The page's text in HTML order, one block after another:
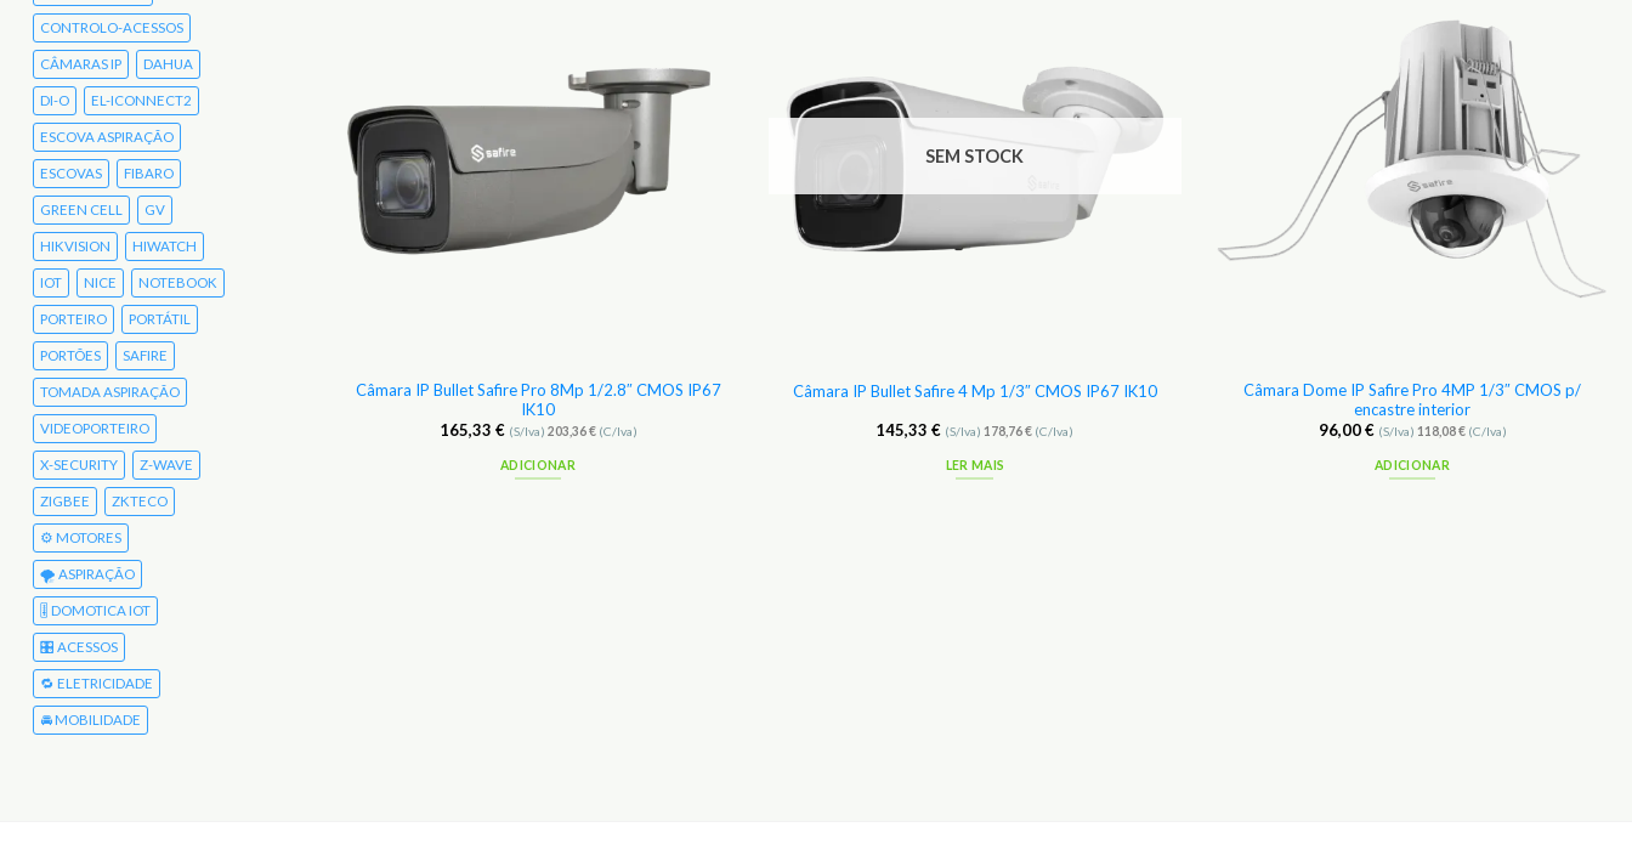
CONTROLO-ACESSOS
CÂMARAS IP DAHUA
DI-O EL-ICONNECT2
ESCOVA ASPIRAÇÃO
ESCOVAS FIBARO
GREEN CELL GV
HIKVISION HIWATCH
IOT NICE NOTEBOOK
PORTEIRO PORTÁTIL
PORTÕES SAFIRE
TOMADA ASPIRAÇÃO
VIDEOPORTEIRO
X-SECURITY Z-WAVE
ZIGBEE ZKTECO
⚙️ MOTORES
🌪️ ASPIRAÇÃO
🎚️ DOMOTICA IOT
🎛️ ACESSOS
🔁 ELETRICIDADE
🚘 MOBILIDADE
Câmara IP Bullet Safire Pro 8Mp 1/2.8″ CMOS IP67
IK10
165,33 € (S/Iva) 203,36€(C/Iva)
ADICIONAR
SEM STOCK
Câmara IP Bullet Safire 4 Mp 1/3″ CMOS IP67 IK10
145,33€ (S/Iva)178,76€ (C/Iva)
LER MAIS
Câmara Dome IP Safire Pro 4MP 1/3″ CMOS p/
encastre interior
96,00€ (S/Iva) 118,08€(C/Iva)
ADICIONAR
Arenti Optics Wifi 2.4 GHz 3MP IR
10M
34,33€ (S/Iva)42,23€
ADICIONAR